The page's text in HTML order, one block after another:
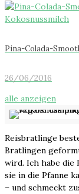
Pina-Colada-
26/06/2016
alle anzeigen
Reisbratlinge
Bratlingen
wird. Ich habe die
sie in die Pfanne
– und schmeckt